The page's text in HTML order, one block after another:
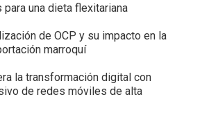
una dieta flexitariana
de OCP y su impacto en la
marroquí
la transformación digital con
de redes móviles de alta